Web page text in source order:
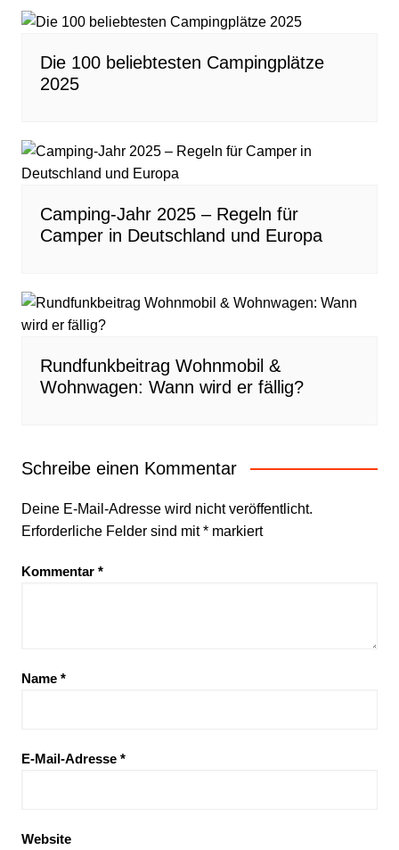
Die 100 beliebtesten Campingplätze
2025
Camping-Jahr 2025 – Regeln für
Camper in Deutschland und Europa
Rundfunkbeitrag Wohnmobil &
Wohnwagen: Wann wird er fällig?
Schreibe einen Kommentar
Deine E-Mail-Adresse wird nicht veröffentlicht.
Erforderliche Felder sind mit*markiert
Kommentar *
Name *
E-Mail-Adresse *
Website